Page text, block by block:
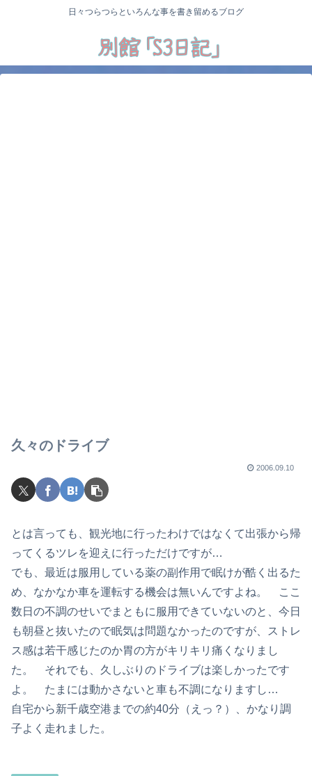
日々つらつらといろんな事を書き留めるブログ
久々のドライブ
2006.09.10
とは言っても、観光地に行ったわけではなくて出張から帰
ってくるツレを迎えに行っただけですが…
でも、最近は服用している薬の副作用で眠けが酷く出るた
め、なかなか車を運転する機会は無いんですよね。 ここ
数日の不調のせいでまともに服用できていないのと、今日
も朝昼と抜いたので眠気は問題なかったのですが、ストレ
ス感は若干感じたのか胃の方がキリキリ痛くなりまし
た。 それでも、久しぶりのドライブは楽しかったです
よ。 たまには動かさないと車も不調になりますし…
自宅から新千歳空港までの約40分（えっ？）、かなり調
子よく走れました。